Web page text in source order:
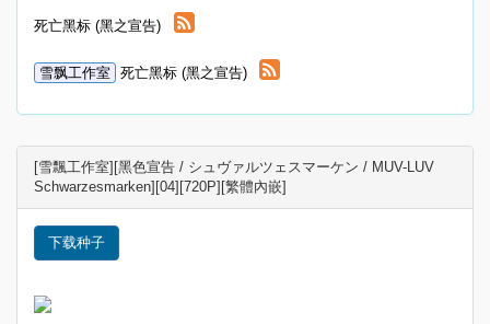
死亡黑标 (黑之宣告)
雪飘工作室 死亡黑标 (黑之宣告)
[雪飄工作室][黑色宣告 / シュヴァルツェスマーケン / MUV-LUV
Schwarzesmarken][04][720P][繁體內嵌]
下载种子